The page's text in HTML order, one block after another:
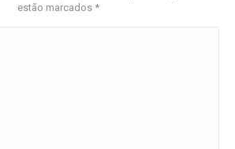
estão marcados *